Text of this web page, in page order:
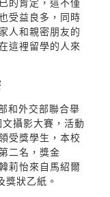
受益良多，同時
人和親密朋友的
這裡留學的人來
和外交部聯合舉
攝影大賽，活動
受獎學生，本校
二名，獎金
莉怡來自馬紹爾
狀乙紙。